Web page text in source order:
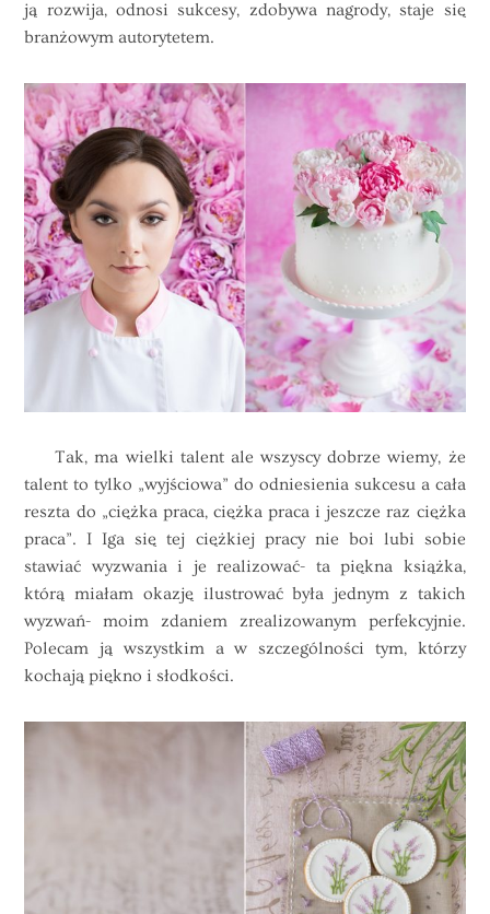
ją rozwija, odnosi sukcesy, zdobywa nagrody, staje się
branżowym autorytetem.
Tak, ma wielki talent ale wszyscy dobrze wiemy, że
talent to tylko „wyjściowa” do odniesienia sukcesu a cała
reszta do „ciężka praca, ciężka praca i jeszcze raz ciężka
praca”. I Iga się tej ciężkiej pracy nie boi lubi sobie
stawiać wyzwania i je realizować- ta piękna książka,
którą miałam okazję ilustrować była jednym z takich
wyzwań- moim zdaniem zrealizowanym perfekcyjnie.
Polecam ją wszystkim a w szczególności tym, którzy
kochają piękno i słodkości.